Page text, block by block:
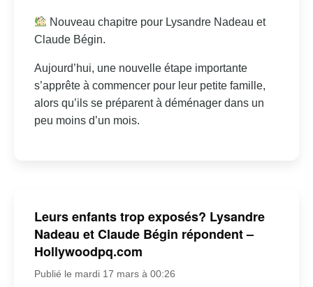
Nouveau chapitre pour Lysandre Nadeau et
Claude Bégin.
Aujourd’hui, une nouvelle étape importante
s’apprête à commencer pour leur petite famille,
alors qu’ils se préparent à déménager dans un
peu moins d’un mois.
Leurs enfants trop exposés? Lysandre
Nadeau et Claude Bégin répondent –
Hollywoodpq.com
Publié le mardi 17 mars à 00:26